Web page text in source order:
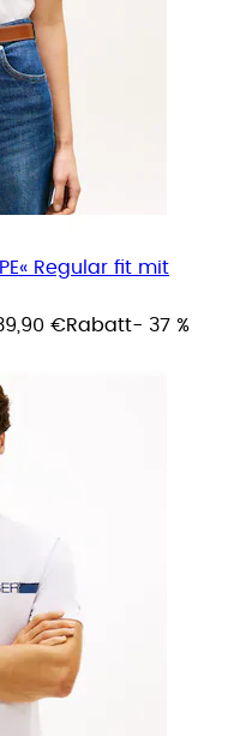
Regular fit mit
€Rabatt- 37 %